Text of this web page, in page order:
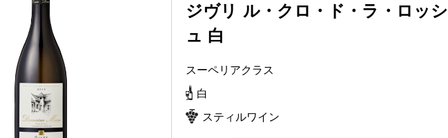
ジヴリ ル・クロ・ド・ラ・ロッシ
ュ 白
スーペリアクラス
白
スティルワイン